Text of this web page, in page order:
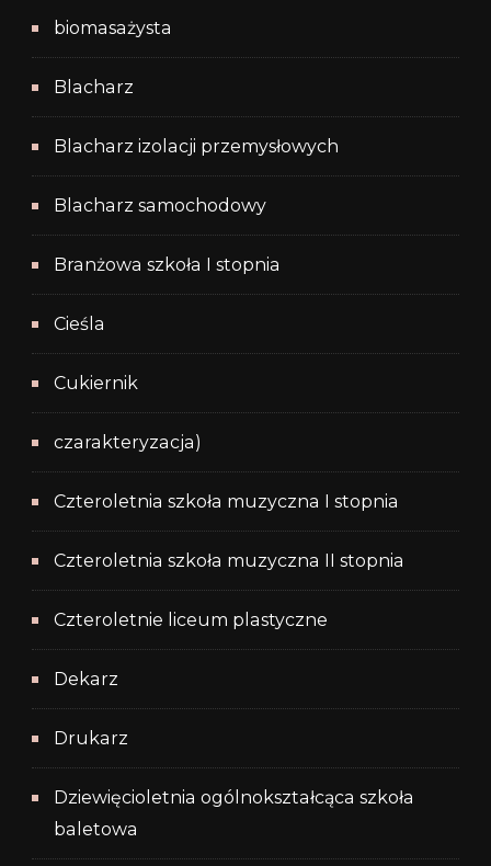
biomasażysta
Blacharz
Blacharz izolacji przemysłowych
Blacharz samochodowy
Branżowa szkoła I stopnia
Cieśla
Cukiernik
czarakteryzacja)
Czteroletnia szkoła muzyczna I stopnia
Czteroletnia szkoła muzyczna II stopnia
Czteroletnie liceum plastyczne
Dekarz
Drukarz
Dziewięcioletnia ogólnokształcąca szkoła
baletowa